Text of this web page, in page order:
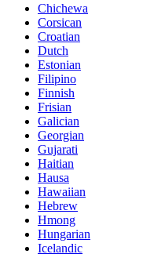
Chichewa
Corsican
Croatian
Dutch
Estonian
Filipino
Finnish
Frisian
Galician
Georgian
Gujarati
Haitian
Hausa
Hawaiian
Hebrew
Hmong
Hungarian
Icelandic